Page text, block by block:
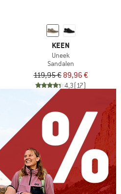
KEEN
Uneek
Sandalen
119,95 € 89,96 €
4,3(17)